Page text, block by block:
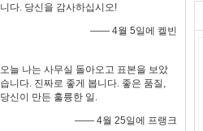
니다. 당신을 감사하십시오!
—— 4월 5일에 켈빈
오늘 나는 사무실 돌아오고 표본을 보았
습니다. 진짜로 좋게 봅니다. 좋은 품질,
당신이 만든 훌륭한 일.
—— 4월 25일에 프랭크